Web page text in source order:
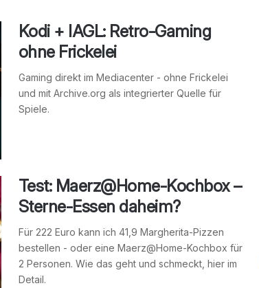
Kodi + IAGL: Retro-Gaming
ohne Frickelei
Gaming direkt im Mediacenter - ohne Frickelei
und mit Archive.org als integrierter Quelle für
Spiele.
Test: Maerz@Home-Kochbox –
Sterne-Essen daheim?
Für 222 Euro kann ich 41,9 Margherita-Pizzen
bestellen - oder eine Maerz@Home-Kochbox für
2 Personen. Wie das geht und schmeckt, hier im
Detail.